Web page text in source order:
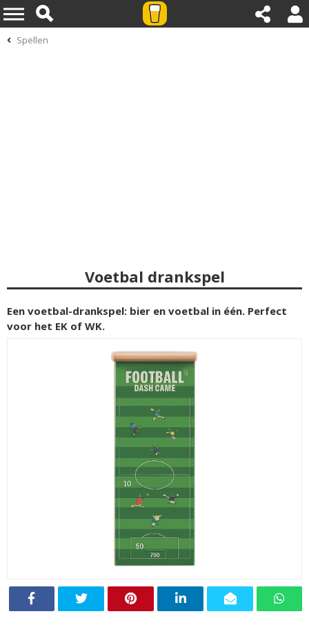
Spellen
Voetbal drankspel
Een voetbal-drankspel: bier en voetbal in één. Perfect
voor het EK of WK.